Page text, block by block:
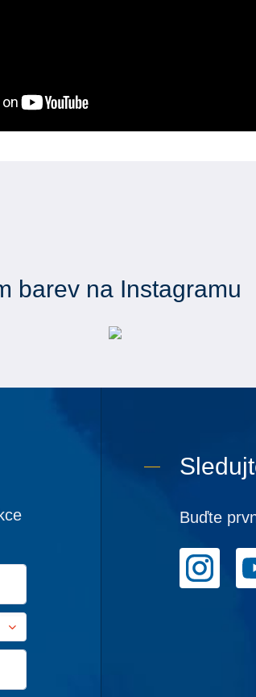
barev na Instagramu
Buďte